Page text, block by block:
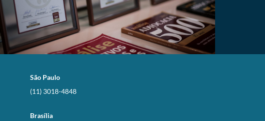
São Paulo
(11) 3018-4848
Brasília